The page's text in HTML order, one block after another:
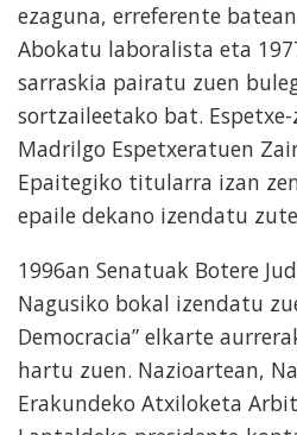
ezaguna, erreferente
Abokatu laboralista eta
sarraskia pairatu zuen
sortzaileetako bat.
Madrilgo Espetxeratuen
Epaitegiko titularra izan
epaile dekano izendatu
1996an Senatuak Botere
Nagusiko bokal izendatu
Democracia” elkarte
hartu zuen. Nazioartean,
Erakundeko Atxiloketa